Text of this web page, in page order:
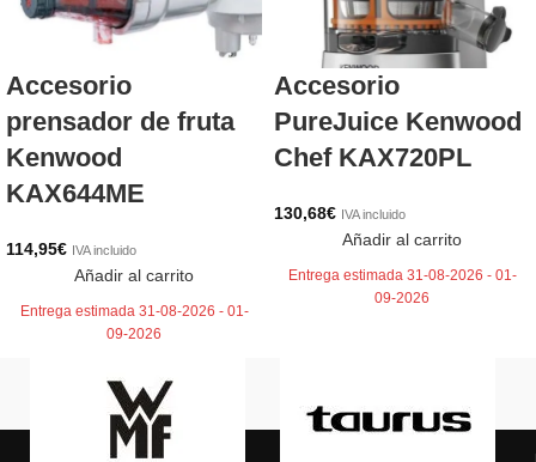
Accesorio
prensador de fruta
Kenwood
KAX644ME
114,95€ IVA incluido
Añadir al carrito
Entrega estimada 31-08-2026 - 01-
09-2026
Accesorio
PureJuice Kenwood
Chef KAX720PL
130,68€ IVA incluido
Añadir al carrito
Entrega estimada 31-08-2026 - 01-
09-2026